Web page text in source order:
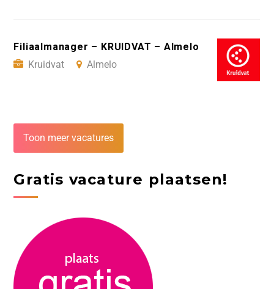
Filiaalmanager – KRUIDVAT – Almelo
Kruidvat
Almelo
Toon meer vacatures
Gratis vacature plaatsen!